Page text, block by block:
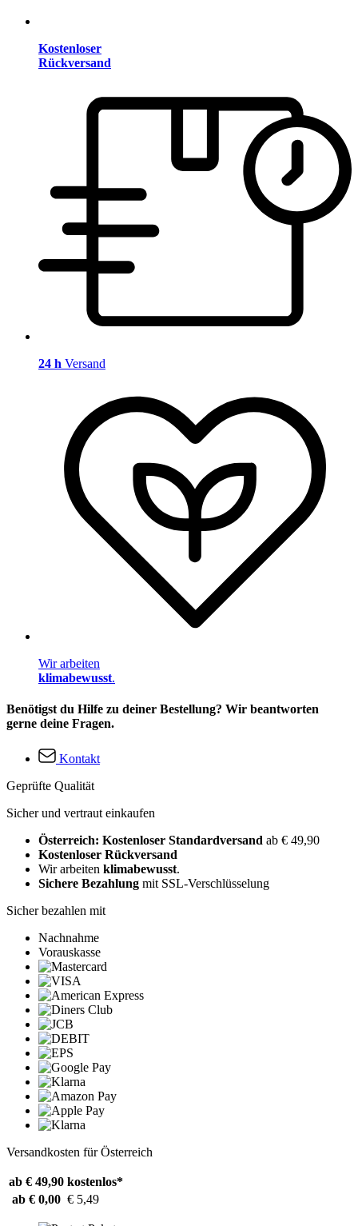
Kostenloser
Rückversand
24 h Versand
Wir arbeiten
klimabewusst.
Benötigst du Hilfe zu deiner Bestellung? Wir beantworten
gerne deine Fragen.
Kontakt
Geprüfte Qualität
Sicher und vertraut einkaufen
Österreich: Kostenloser Standardversand ab € 49,90
Kostenloser Rückversand
Wir arbeiten klimabewusst.
Sichere Bezahlung mit SSL-Verschlüsselung
Sicher bezahlen mit
Nachnahme
Vorauskasse
Versandkosten für Österreich
ab € 49,90 kostenlos*
ab € 0,00 € 5,49